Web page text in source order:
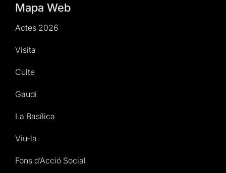
Mapa Web
Actes 2026
Visita
Culte
Gaudí
La Basílica
Viu-la
Fons d’Acció Social